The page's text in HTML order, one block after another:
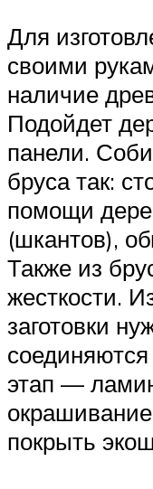
Для
своими
наличие
Подойдет
панели.
бруса так:
помощи
(шкантов),
Также из
жесткости.
заготовки
этап —
покрыть